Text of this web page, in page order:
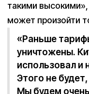
такими высокими»,
может произойти
«Раньше
уничтожены.
использовал и
Этого не
Мы будем